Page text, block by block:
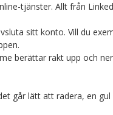
tjänster. Allt från
sitt konto. Vill du
berättar rakt upp och
går lätt att radera, en